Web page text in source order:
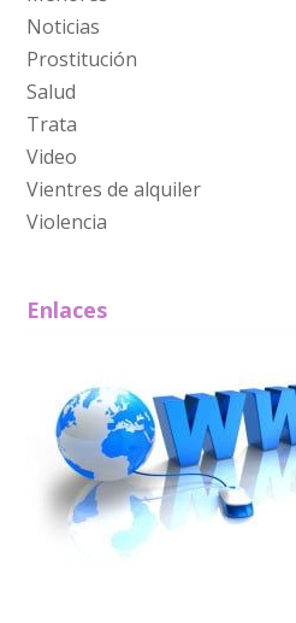
Noticias
Prostitución
Salud
Trata
Video
Vientres de alquiler
Violencia
Enlaces